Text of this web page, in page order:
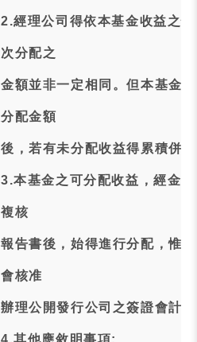
2.經理公司得依本基金收益之
次分配之
金額並非一定相同。但本基金
分配金額
後，若有未分配收益得累積併
3.本基金之可分配收益，經金
複核
報告書後，始得進行分配，惟
會核准
辦理公開發行公司之簽證會計
4.其他應敘明事項: